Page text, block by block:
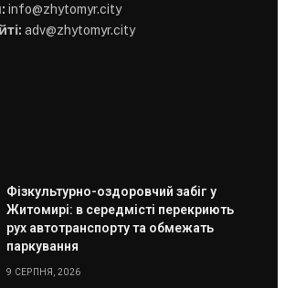
info@zhytomyr.city
adv@zhytomyr.city
Фізкультурно-оздоровчий забіг у
Житомирі: в середмісті перекриють
рух автотранспорту та обмежать
паркування
9 СЕРПНЯ, 2026